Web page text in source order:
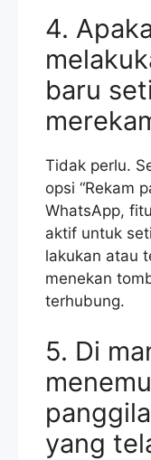
4.
baru
Tidak perlu.
opsi “Rekam
WhatsApp,
aktif untuk
lakukan atau
menekan
terhubung.
5. Di
yang